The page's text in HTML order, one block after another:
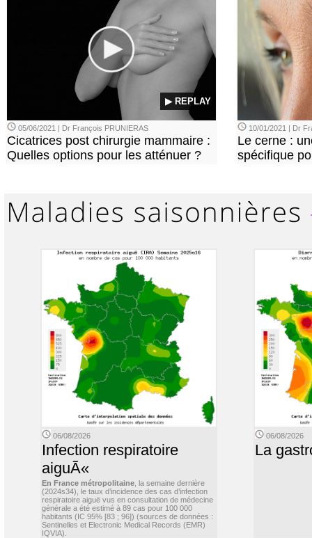
▶ REPLAY
05/06/2021 | Dr François PRUNIERAS
Cicatrices post chirurgie mammaire :
Quelles options pour les atténuer ?
10/01/2021 | Dr
Le cerne :
spécifique
06/08/2026
Infection respiratoire
aiguÃ«
En France métropolitaine , la semaine dernière
(2024s34), le taux d’incidence des cas d’infection
respiratoire aiguë vus en consultation de médecine
générale a été estimé à 89 cas pour 100 000
habitants (IC 95% [83 ; 96]) (sources de données :
Sentinelles et Electronic Medical Records (EMR)
IQVIA).
06/08/2026
La